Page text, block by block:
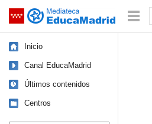
Saltar navegación
Inicio
Canal EducaMadrid
Últimos contenidos
Centros